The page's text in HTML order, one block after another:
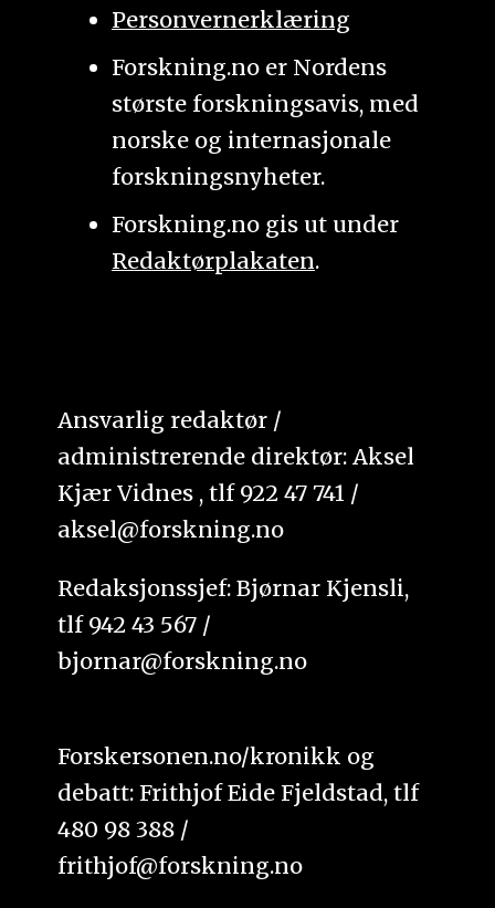
Personvernerklæring
Forskning.no er Nordens
største forskningsavis, med
norske og internasjonale
forskningsnyheter.
Forskning.no gis ut under
Redaktørplakaten.
Ansvarlig redaktør /
administrerende direktør: Aksel
Kjær Vidnes , tlf 922 47 741 /
aksel@forskning.no
Redaksjonssjef: Bjørnar Kjensli,
tlf 942 43 567 /
bjornar@forskning.no
Forskersonen.no/kronikk og
debatt: Frithjof Eide Fjeldstad, tlf
480 98 388 /
frithjof@forskning.no